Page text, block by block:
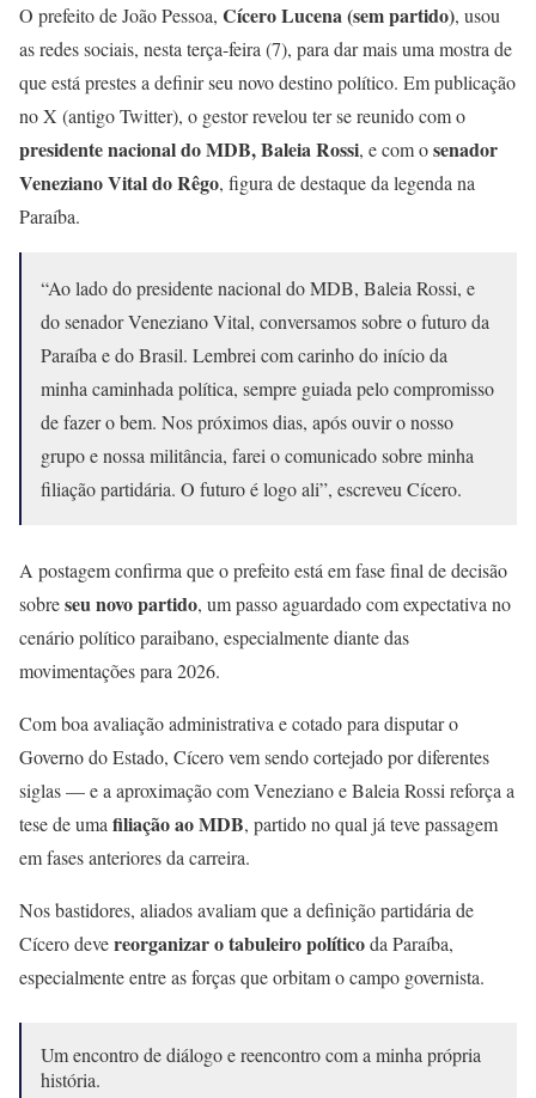
O prefeito de João Pessoa, Cícero Lucena (sem partido), usou
as redes sociais, nesta terça-feira (7), para dar mais uma mostra de
que está prestes a definir seu novo destino político. Em publicação
no X (antigo Twitter), o gestor revelou ter se reunido com o
presidente nacional do MDB, Baleia Rossi, e com osenador
Veneziano Vital do Rêgo, figura de destaque da legenda na
Paraíba.
“Ao lado do presidente nacional do MDB, Baleia Rossi, e
do senador Veneziano Vital, conversamos sobre o futuro da
Paraíba e do Brasil. Lembrei com carinho do início da
minha caminhada política, sempre guiada pelo compromisso
de fazer o bem. Nos próximos dias, após ouvir o nosso
grupo e nossa militância, farei o comunicado sobre minha
filiação partidária. O futuro é logo ali”, escreveu Cícero.
A postagem confirma que o prefeito está em fase final de decisão
sobreseu novo partido, um passo aguardado com expectativa no
cenário político paraibano, especialmente diante das
movimentações para 2026.
Com boa avaliação administrativa e cotado para disputar o
Governo do Estado, Cícero vem sendo cortejado por diferentes
siglas — e a aproximação com Veneziano e Baleia Rossi reforça a
tese de uma filiação ao MDB, partido no qual já teve passagem
em fases anteriores da carreira.
Nos bastidores, aliados avaliam que a definição partidária de
Cícero devereorganizar o tabuleiro políticoda Paraíba,
especialmente entre as forças que orbitam o campo governista.
Um encontro de diálogo e reencontro com a minha própria
história.